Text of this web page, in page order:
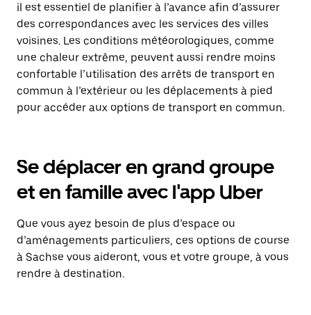
il est essentiel de planifier à l’avance afin d’assurer
des correspondances avec les services des villes
voisines. Les conditions météorologiques, comme
une chaleur extrême, peuvent aussi rendre moins
confortable l’utilisation des arrêts de transport en
commun à l’extérieur ou les déplacements à pied
pour accéder aux options de transport en commun.
Se déplacer en grand groupe
et en famille avec l'app Uber
Que vous ayez besoin de plus d’espace ou
d’aménagements particuliers, ces options de course
à Sachse vous aideront, vous et votre groupe, à vous
rendre à destination.